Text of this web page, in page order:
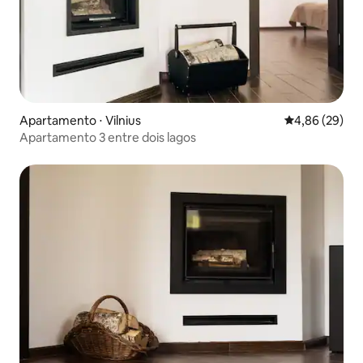
Apartamento ⋅ Vilnius 4,86 de uma
4,86 (29)
Apartamento 3 entre dois lagos